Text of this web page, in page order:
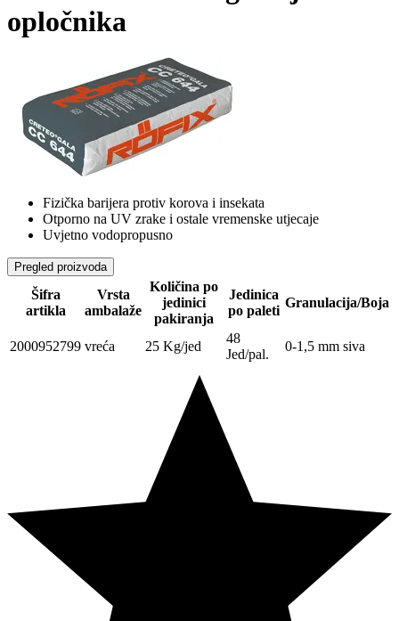
opločnika
Fizička barijera protiv korova i insekata
Otporno na UV zrake i ostale vremenske utjecaje
Uvjetno vodopropusno
Pregled proizvoda
Šifra
artikla
Vrsta
ambalaže
Količina po
jedinici
pakiranja
Jedinica
po paleti
Granulacija/Boja
2000952799 vreća 25 Kg/jed
48
Jed/pal.
0-1,5 mm siva